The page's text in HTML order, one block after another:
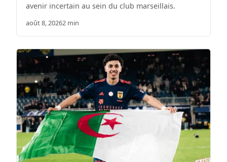
avenir incertain au sein du club marseillais.
août 8, 20262 min